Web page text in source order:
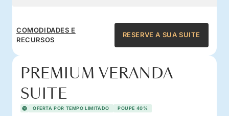
COMODIDADES E
RECURSOS
RESERVE A SUA SUITE
PREMIUM VERANDA
SUITE
OFERTA POR TEMPO LIMITADO POUPE 40%